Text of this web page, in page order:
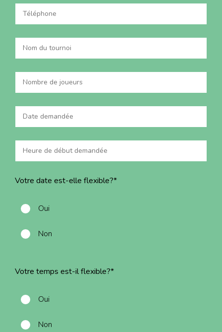
Téléphone
Nom
du
tournoi*
Nombre
de
joueurs*
Date
demandée*
Heure
de
demandée *
Votre date est-elle flexible?*
Oui
Non
Votre temps est-il flexible?*
Oui
Non